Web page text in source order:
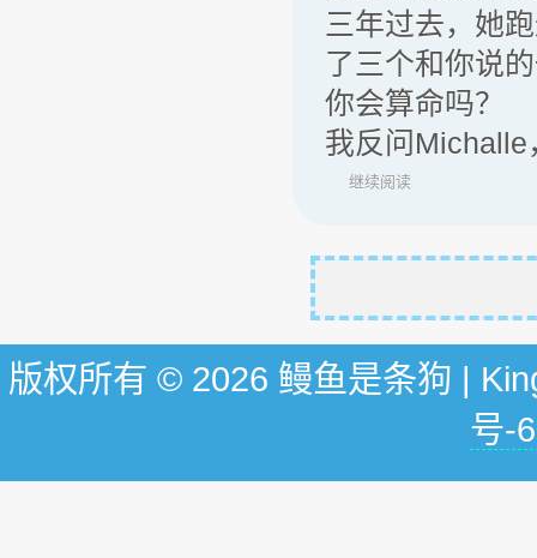
三年过去，她
了三个和你说
你会算命吗？
我反问
继续阅读
版权所有 © 2026 鳗鱼是条狗 |
号-